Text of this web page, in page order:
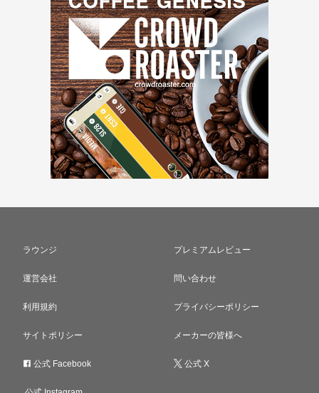
ラウンジ プレミアムレビュー
運営会社 問い合わせ
利用規約 プライバシーポリシー
サイトポリシー メーカーの皆様へ
公式 Facebook 公式 X